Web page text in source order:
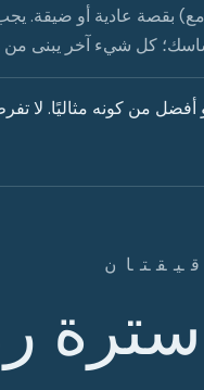
بقصة عادية أو ضيقة.
كل شيء آخر يبنى من
من كونه مثاليًا. لا